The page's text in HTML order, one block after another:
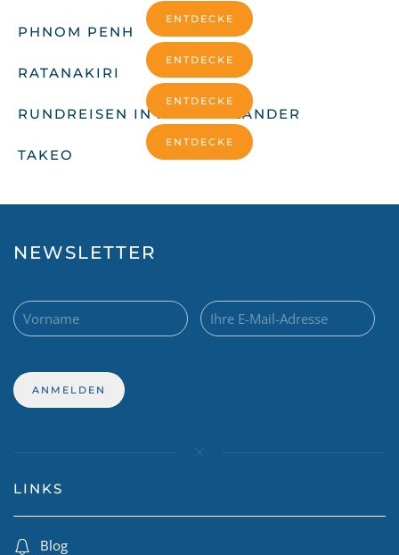
PHNOM PENH
ENTDECKE
RATANAKIRI
ENTDECKE
RUNDREISEN IN ANDERE LÄNDER
ENTDECKE
TAKEO
ENTDECKE
NEWSLETTER
LINKS
Blog